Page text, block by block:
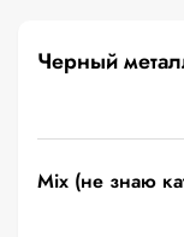
Черный
Mix (не знаю